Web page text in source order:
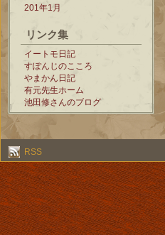
201年1月
リンク集
イートモ日記
すぽんじのこころ
やまかん日記
有元先生ホーム
池田修さんのブログ
RSS